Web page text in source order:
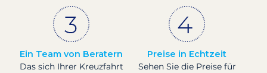
Ein Team von Beratern
Das sich Ihrer Kreuzfahrt
Preise in Echtzeit
Sehen Sie die Preise für